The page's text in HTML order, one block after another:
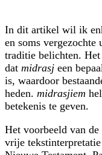
In dit artikel wil ik
en soms vergezochte
traditie belichten.
dat midrasj een
is, waardoor
heden. midrasjiem
betekenis te geven.
Het voorbeeld van
vrije